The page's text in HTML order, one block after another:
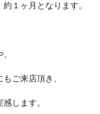
１ヶ月となります。
ご来店頂き、
します。